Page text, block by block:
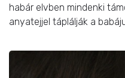
habár elvben mindenki
anyatejjel táplálják a